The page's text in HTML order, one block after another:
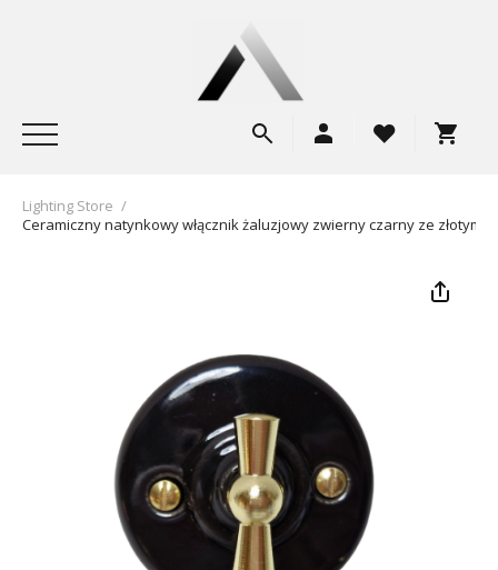
Lighting Store /
Ceramiczny natynkowy włącznik żaluzjowy zwierny czarny ze złotym